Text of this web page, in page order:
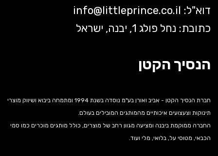
דוא"ל:
info@littleprince.co.il
כתובת: נחל פולג 1, יבנה, ישראל
הנסיך הקטן
חברת הנסיך הקטן - אביב ואורן בע"מ נוסדה בשנת 1994 ומתמחה ביבוא ושיווק מוצרי
תינוקות וצעצועים איכותיים מהמותגים המובילים בעולם.
החברה ממוקמת ביבנה ומציעה מגוון רחב של מוצרים, כולל מותגים מוכרים כמו סמי
הכבאי, מטוסי על, בלואי, מלי ועוד.